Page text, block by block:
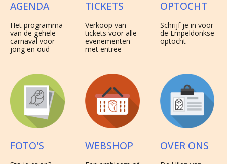
AGENDA
Het programma
van de gehele
carnaval voor
jong en oud
TICKETS
Verkoop van
tickets voor alle
evenementen
met entree
OPTOCHT
Schrijf je in voor
de Empeldonkse
optocht
FOTO'S WEBSHOP OVER ONS